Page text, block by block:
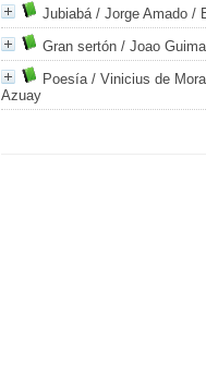
Jubiabá/ Jorge Amado /
Gran sertón / Joao
Poesía/ Vinicius de
Azuay